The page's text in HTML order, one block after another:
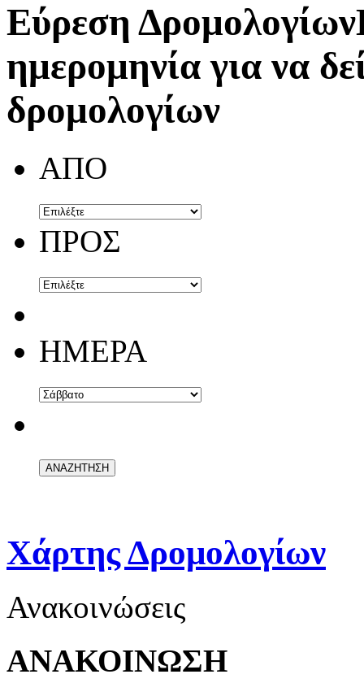
Εύρεση Δρομολογίων
ημερομηνία για να
δρομολογίων
ΑΠΟ
ΠΡΟΣ
ΗΜΕΡΑ
Χάρτης Δρομολογίων
Ανακοινώσεις
ΑΝΑΚΟΙΝΩΣΗ